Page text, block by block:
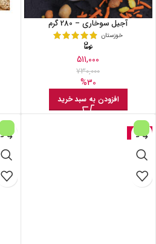
آجیل سوخاری – 280 گرم
خوزستان
511,000
730,000
%30
افزودن به سبد خرید
حراج